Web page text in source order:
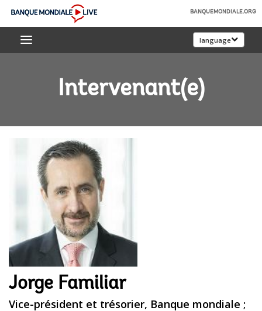
Skip
Main
Banque
mondiale
BANQUEMONDIALE.ORG
language
Intervenant(e)
Jorge Familiar
Vice-président et trésorier, Banque mondiale ;